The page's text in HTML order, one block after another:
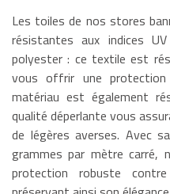
Les toiles de nos stores
résistantes aux indices
polyester : ce textile est
vous offrir une
matériau est également
qualité déperlante vous
de légères averses. Avec
grammes par mètre carré,
protection robuste